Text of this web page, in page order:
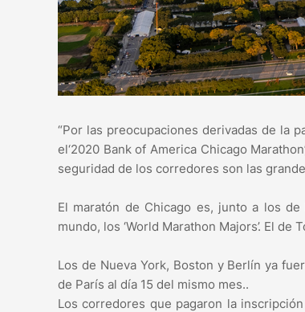
“Por las preocupaciones derivadas de la
el‘2020 Bank of America Chicago
seguridad de los corredores son las
El maratón de Chicago es, junto a los
mundo, los ‘World Marathon Majors’. El
Los de Nueva York, Boston y Berlín ya
de París al día 15 del mismo mes..
Los corredores que pagaron la